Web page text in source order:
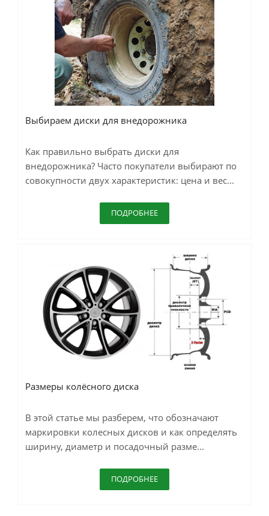
Выбираем диски для внедорожника
Как правильно выбрать диски для
внедорожника? Часто покупатели выбирают по
совокупности двух характеристик: цена и вес...
ПОДРОБНЕЕ
Размеры колёсного диска
В этой статье мы разберем, что обозначают
маркировки колесных дисков и как определять
ширину, диаметр и посадочный разме...
ПОДРОБНЕЕ